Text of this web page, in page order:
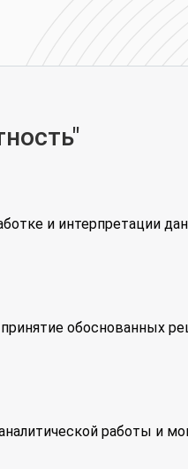
и интерпретации
принятие обоснованных
работы и